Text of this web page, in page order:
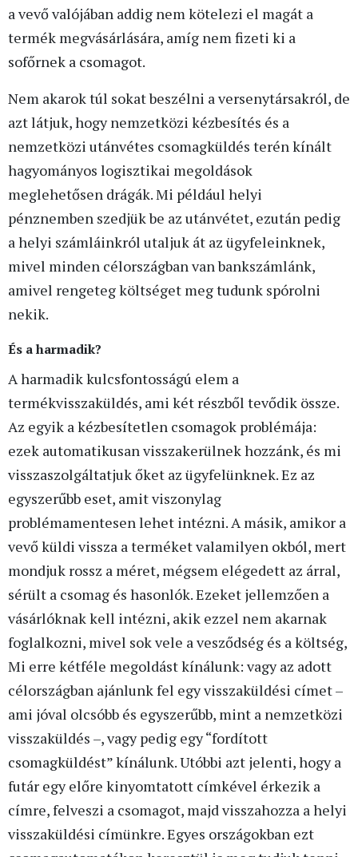
a vevő valójában addig nem kötelezi el magát a
termék megvásárlására, amíg nem fizeti ki a
sofőrnek a csomagot.
Nem akarok túl sokat beszélni a versenytársakról, de
azt látjuk, hogy nemzetközi kézbesítés és a
nemzetközi utánvétes csomagküldés terén kínált
hagyományos logisztikai megoldások
meglehetősen drágák. Mi például helyi
pénznemben szedjük be az utánvétet, ezután pedig
a helyi számláinkról utaljuk át az ügyfeleinknek,
mivel minden célországban van bankszámlánk,
amivel rengeteg költséget meg tudunk spórolni
nekik.
És a harmadik?
A harmadik kulcsfontosságú elem a
termékvisszaküldés, ami két részből tevődik össze.
Az egyik a kézbesítetlen csomagok problémája:
ezek automatikusan visszakerülnek hozzánk, és mi
visszaszolgáltatjuk őket az ügyfelünknek. Ez az
egyszerűbb eset, amit viszonylag
problémamentesen lehet intézni. A másik, amikor a
vevő küldi vissza a terméket valamilyen okból, mert
mondjuk rossz a méret, mégsem elégedett az árral,
sérült a csomag és hasonlók. Ezeket jellemzően a
vásárlóknak kell intézni, akik ezzel nem akarnak
foglalkozni, mivel sok vele a vesződség és a költség,
Mi erre kétféle megoldást kínálunk: vagy az adott
célországban ajánlunk fel egy visszaküldési címet –
ami jóval olcsóbb és egyszerűbb, mint a nemzetközi
visszaküldés –, vagy pedig egy “fordított
csomagküldést” kínálunk. Utóbbi azt jelenti, hogy a
futár egy előre kinyomtatott címkével érkezik a
címre, felveszi a csomagot, majd visszahozza a helyi
visszaküldési címünkre. Egyes országokban ezt